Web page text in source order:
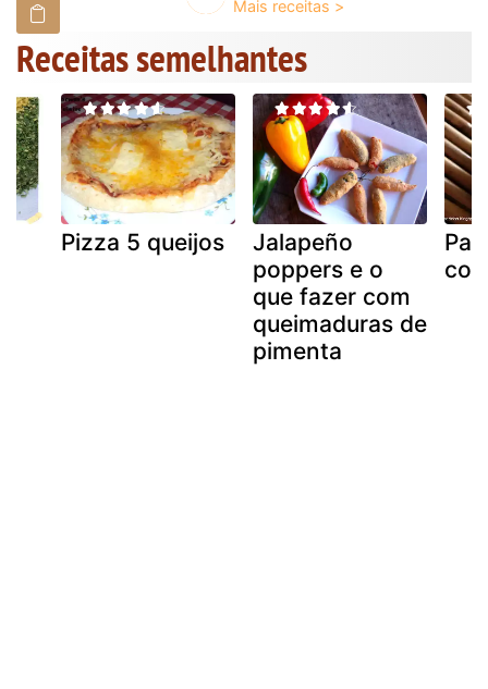
Receitas semelhantes
Pizza 5 queijos
Jalapeño
poppers e o
que fazer com
queimaduras de
pimenta